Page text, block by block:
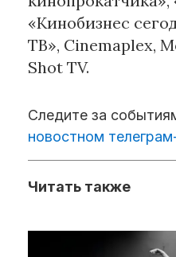
«Кинобизнес
ТВ», Cinemaplex,
Shot TV.
Следите за
новостном
Читать также